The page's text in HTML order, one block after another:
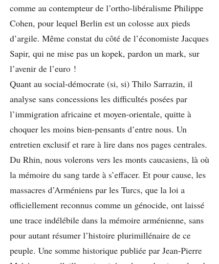
comme au contempteur de l’ortho-libéralisme Philippe
Cohen, pour lequel Berlin est un colosse aux pieds
d’argile. Même constat du côté de l’économiste Jacques
Sapir, qui ne mise pas un kopek, pardon un mark, sur
l’avenir de l’euro !
Quant au social-démocrate (si, si) Thilo Sarrazin, il
analyse sans concessions les difficultés posées par
l’immigration africaine et moyen-orientale, quitte à
choquer les moins bien-pensants d’entre nous. Un
entretien exclusif et rare à lire dans nos pages centrales.
Du Rhin, nous volerons vers les monts caucasiens, là où
la mémoire du sang tarde à s’effacer. Et pour cause, les
massacres d’Arméniens par les Turcs, que la loi a
officiellement reconnus comme un génocide, ont laissé
une trace indélébile dans la mémoire arménienne, sans
pour autant résumer l’histoire plurimillénaire de ce
peuple. Une somme historique publiée par Jean-Pierre